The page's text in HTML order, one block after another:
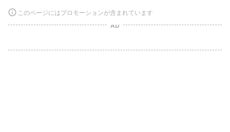
このページにはプロモーションが含まれています
AD